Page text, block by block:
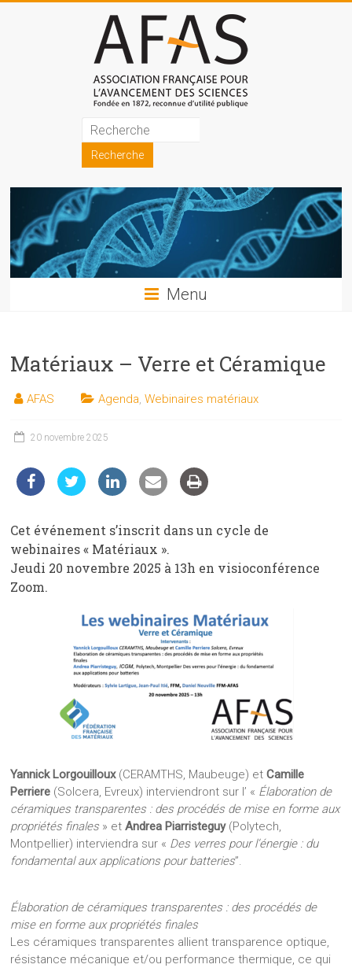
Association
française
pour
l'avancement
des
sciences
les
et
techniques
du
public
Menu
Matériaux – Verre et Céramique
AFAS Agenda ,Webinaires matériaux
20 novembre 2025
Cet événement s’inscrit dans un cycle de
webinaires « Matériaux ».
Jeudi 20 novembre 2025 à 13h en visioconférence
Zoom.
Yannick Lorgouilloux(CERAMTHS, Maubeuge) etCamille
Perriere (Solcera, Evreux) interviendront sur l’ « Élaboration de
céramiques transparentes : des procédés de mise en forme aux
propriétés finales» etAndrea Piarristeguy(Polytech,
Montpellier) interviendra sur « Des verres pour l’énergie : du
fondamental aux applications pour batteries”.
Élaboration de céramiques transparentes : des procédés de
mise en forme aux propriétés finales
Les céramiques transparentes allient transparence optique,
résistance mécanique et/ou performance thermique, ce qui